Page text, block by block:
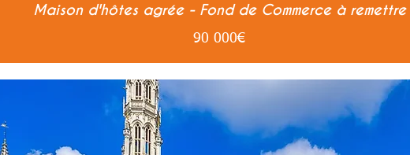
Maison d'hôtes agrée - Fond de Commerce à remettre
90 000€